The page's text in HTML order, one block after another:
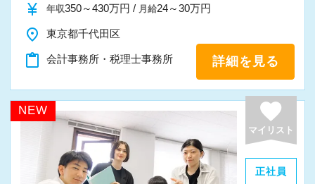
「まずはやってみる」
「新しいことにも前向きに挑戦してみる」
そんな姿勢をお持ちの方であれば、経験を活か
しながらさらに成長できる環境です。
一緒に学び、成長しながら、お客様のお役に立
てる仕事をしていきませんか。
currency_yen 年収350～430万円 / 月給24～30万円
place 東京都千代田区
content_paste 会計事務所・税理士事務所 詳細を見る
NEW favorite
マイリスト
正社員